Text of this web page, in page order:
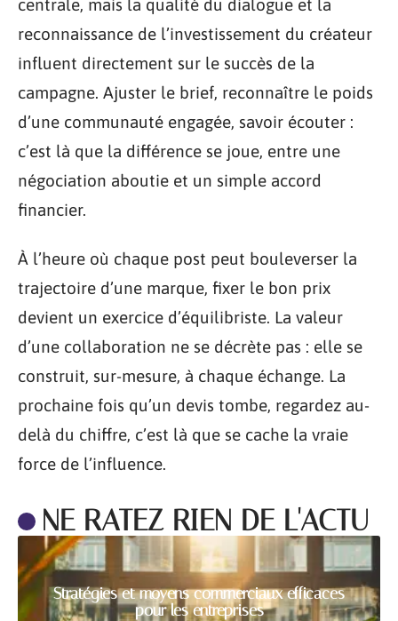
centrale, mais la qualité du dialogue et la
reconnaissance de l’investissement du créateur
influent directement sur le succès de la
campagne. Ajuster le brief, reconnaître le poids
d’une communauté engagée, savoir écouter :
c’est là que la différence se joue, entre une
négociation aboutie et un simple accord
financier.
À l’heure où chaque post peut bouleverser la
trajectoire d’une marque, fixer le bon prix
devient un exercice d’équilibriste. La valeur
d’une collaboration ne se décrète pas : elle se
construit, sur-mesure, à chaque échange. La
prochaine fois qu’un devis tombe, regardez au-
delà du chiffre, c’est là que se cache la vraie
force de l’influence.
NE RATEZ RIEN DE L'ACTU
Stratégies et moyens commerciaux efficaces
pour les entreprises